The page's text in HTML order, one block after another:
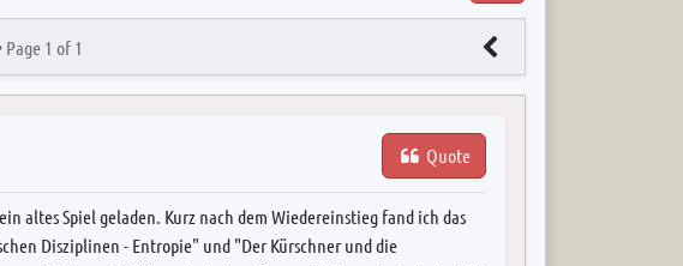
Page 1 of 1
Quote
altes Spiel geladen. Kurz nach dem Wiedereinstieg fand ich das
Disziplinen - Entropie" und "Der Kürschner und die